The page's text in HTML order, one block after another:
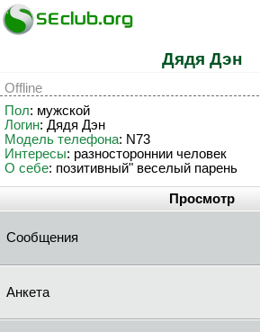
Дядя Дэн
Offline
Пол: мужской
Логин: Дядя Дэн
Модель телефона: N73
Интересы: разностороннии человек
О себе: позитивный" веселый парень
Просмотр
Сообщения
Анкета